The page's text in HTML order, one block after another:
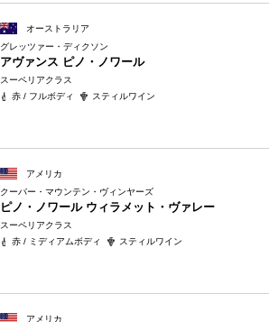
オーストラリア
グレッツァー・ディクソン
アヴァンス ピノ・ノワール
スーペリアクラス
赤 / フルボディ
スティルワイン
アメリカ
クーパー・マウンテン・ヴィンヤーズ
ピノ・ノワール ウィラメット・ヴァレー
スーペリアクラス
赤 / ミディアムボディ
スティルワイン
アメリカ